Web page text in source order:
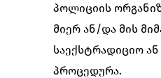
პოლიციის
მიერ ან/და მის
საექსტრადიციო ან
პროცედურა.